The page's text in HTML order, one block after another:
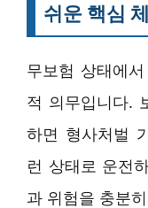
쉬운 핵심
무보험 상태에
적 의무입니다.
하면 형사처벌
런 상태로 운전
과 위험을 충분